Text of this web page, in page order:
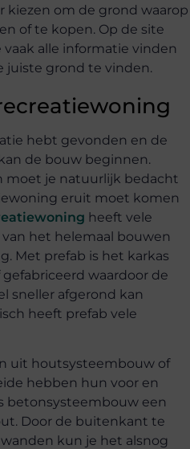
kiezen om de grond waarop
of te kopen. Op de site
alle informatie vinden
juiste grond te vinden.
hebt gevonden en de
de bouw beginnen.
moet je natuurlijk bedacht
eruit moet komen
heeft vele
het helemaal bouwen
Met prefab is het karkas
waardoor de
sneller afgerond kan
heeft prefab vele
uit houtsysteembouw of
hebben hun voor en
betonsysteembouw een
Door de buitenkant te
kun je het alsnog